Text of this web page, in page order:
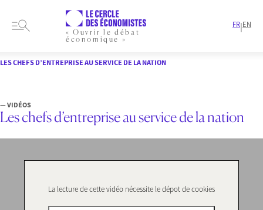
« Ouvrir le débat
économique »
FR|EN
LES CHEFS D’ENTREPRISE AU SERVICE DE LA NATION
— VIDÉOS
Les chefs d’entreprise au service de la nation
La lecture de cette vidéo nécessite le dépot de cookies